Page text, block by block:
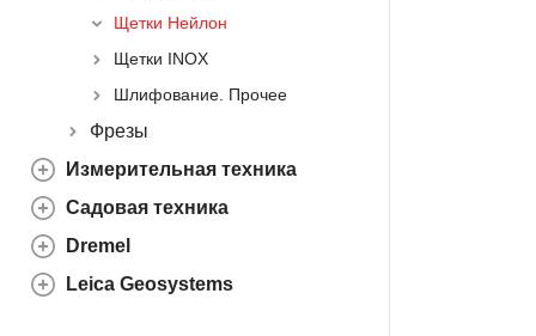
Щетки Нейлон
Щетки INOX
Шлифование. Прочее
Фрезы
Измерительная техника
Садовая техника
Dremel
Leica Geosystems